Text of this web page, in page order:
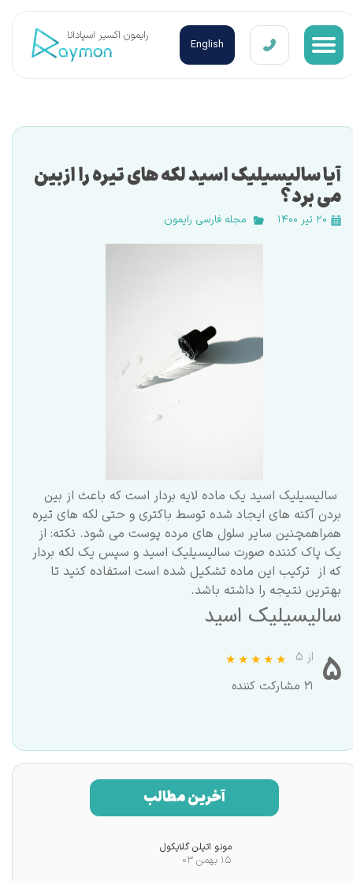
آیا سالیسیلیک اسید لکه های تیره را ازبین
می برد؟
۲۰ تیر ۱۴۰۰ مجله فارسی رایمون
سالیسیلیک اسید یک ماده لایه بردار است که باعث از بین
بردن آکنه های ایجاد شده توسط باکتری و حتی لکه های تیره
همراهمچنین سایر سلول های مرده پوست می شود. نکته: از
یک پاک کننده صورت سالیسیلیک اسید و سپس یک لکه بردار
که از ترکیب این ماده تشکیل شده است استفاده کنید تا
بهترین نتیجه را داشته باشد.
سالیسیلیک اسید
۵ از ۵
۲۱ مشارکت کننده
آخرین مطالب
مونو اتیلن گلایکول
۱۵ بهمن ۰۳
​رایمون اکسیر اسپادانا
English